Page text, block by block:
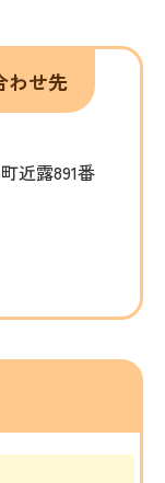
わせ先
近露891番